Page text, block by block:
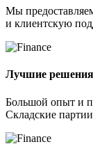
Мы
и клиентскую
Лучшие решения
Большой опыт и
Складские